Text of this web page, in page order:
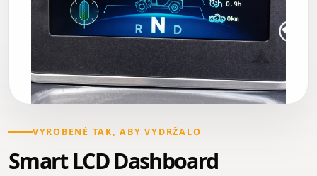
VYROBENÉ TAK, ABY VYDRŽALO
Smart LCD Dashboard